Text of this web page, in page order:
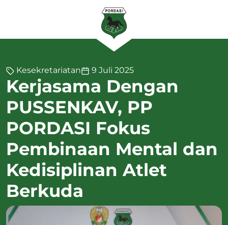
Kesekretariatan 9 Juli 2025
Kerjasama Dengan
PUSSENKAV, PP
PORDASI Fokus
Pembinaan Mental dan
Kedisiplinan Atlet
Berkuda